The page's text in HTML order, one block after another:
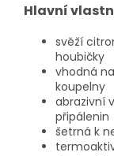
Hlavní
svěží
houbičky
vhodná
koupelny
abrazivní
připálenin
šetrná k